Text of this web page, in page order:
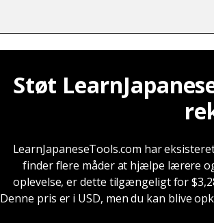
Støt
LearnJapaneseTools.com har
finder flere måder at hjælpe lærere
oplevelse, er dette tilgængeligt for
Denne pris er i USD, men du kan blive